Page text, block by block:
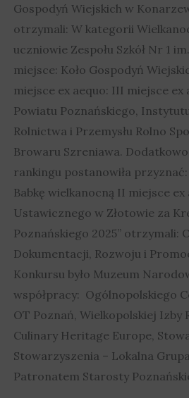
Gospodyń Wiejskich w
otrzymali: W kategorii
uczniowie Zespołu Szkół Nr 1
miejsce: Koło Gospodyń
miejsce ex aequo: III miejsce
Powiatu Poznańskiego,
Rolnictwa i Przemysłu Rolno
Browaru Szreniawa.
rankingu postanowiła
Babkę wielkanocną II miejsce
Ustawicznego w Złotowie za
Poznańskiego 2025”
Dokumentacji, Rozwoju i
Konkursu było Muzeum
współpracy: Ogólnopolskiego
OT Poznań, Wielkopolskiej Izby
Culinary Heritage Europe,
Stowarzyszenia – Lokalna
Patronatem Starosty